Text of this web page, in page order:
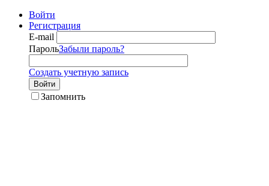
Войти
Регистрация
E-mail
ПарольЗабыли пароль?
Создать учетную запись
Войти
Запомнить